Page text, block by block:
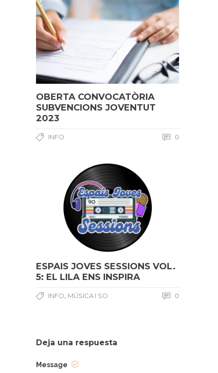
OBERTA CONVOCATÒRIA
SUBVENCIONS JOVENTUT
2023
INFO 0
ESPAIS JOVES SESSIONS VOL.
5: EL LILA ENS INSPIRA
INFO, MÚSICA I SO 0
Deja una respuesta
Message